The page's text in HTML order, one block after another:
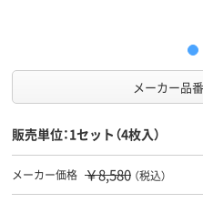
メーカー品
販売単位：1セット（4枚入）
メーカー価格 ￥8,580 （税込）